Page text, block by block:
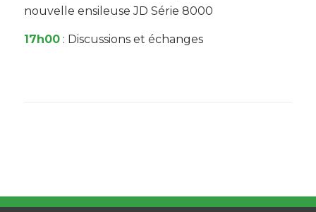
nouvelle ensileuse JD Série 8000
17h00: Discussions et échanges